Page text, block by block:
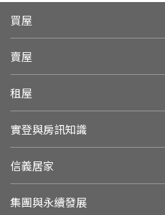
買屋
賣屋
租屋
實登與房訊知識
信義居家
集團與永續發展